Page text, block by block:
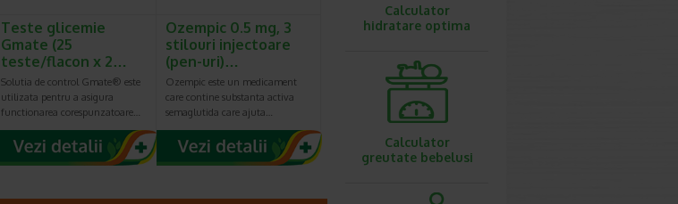
Teste glicemie
Gmate (25
teste/flacon x 2…
Solutia de control Gmate® este
utilizata pentru a asigura
functionarea corespunzatoare…
Ozempic 0.5 mg, 3
stilouri injectoare
(pen-uri)…
Ozempic este un medicament
care contine substanta activa
semaglutida care ajuta…
Calculator
hidratare optima
Calculator
greutate bebelusi